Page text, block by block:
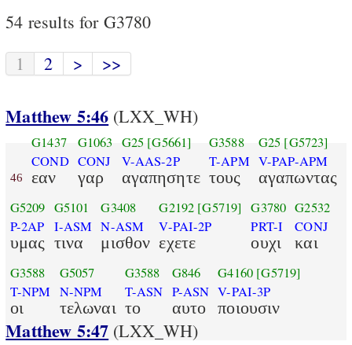
54 results for G3780
1
2 > >>
Matthew 5:46 (LXX_WH)
46
G1437
COND
εαν
G1063
CONJ
γαρ
G25 [G5661]
V-AAS-2P
αγαπησητε
G3588
T-APM
τους
G25 [G5723]
V-PAP-APM
αγαπωντας
G5209
P-2AP
υμας
G5101
I-ASM
τινα
G3408
N-ASM
μισθον
G2192 [G5719]
V-PAI-2P
εχετε
G3780
PRT-I
ουχι
G2532
CONJ
και
G3588
T-NPM
οι
G5057
N-NPM
τελωναι
G3588
T-ASN
το
G846
P-ASN
αυτο
G4160 [G5719]
V-PAI-3P
ποιουσιν
Matthew 5:47 (LXX_WH)